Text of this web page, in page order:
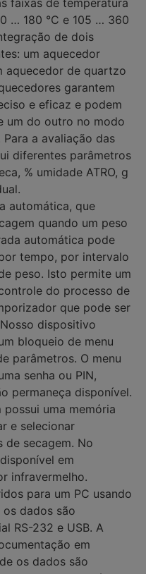
… 180 °C e 105 … 360
de dois
um aquecedor
aquecedor de quartzo
garantem
e eficaz e podem
um do outro no modo
a avaliação das
diferentes parâmetros
% umidade ATRO, g
automática, que
quando um peso
automática pode
tempo, por intervalo
peso. Isto permite um
do processo de
que pode ser
dispositivo
bloqueio de menu
parâmetros. O menu
senha ou PIN,
permaneça disponível.
uma memória
e selecionar
de secagem. No
em
infravermelho.
para um PC usando
dados são
RS-232 e USB. A
em
os dados são